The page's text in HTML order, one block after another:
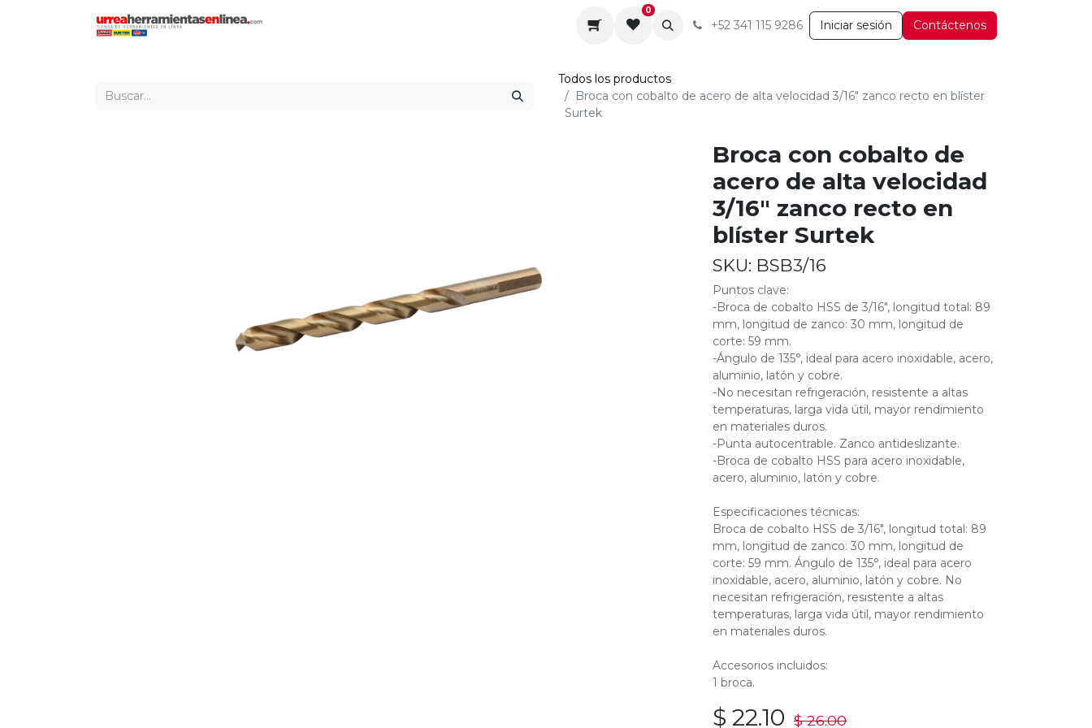
Servicios
0
+52 341 115 9286 Iniciar sesión Contáctenos
Todos los productos
Broca con cobalto de acero de alta velocidad 3/16" zanco recto en blíster
Surtek
Broca con cobalto de
acero de alta velocidad
3/16" zanco recto en
blíster Surtek
SKU: BSB3/16
Puntos clave:
-Broca de cobalto HSS de 3/16", longitud total: 89
mm, longitud de zanco: 30 mm, longitud de
corte: 59 mm.
-Ángulo de 135°, ideal para acero inoxidable, acero,
aluminio, latón y cobre.
-No necesitan refrigeración, resistente a altas
temperaturas, larga vida útil, mayor rendimiento
en materiales duros.
-Punta autocentrable. Zanco antideslizante.
-Broca de cobalto HSS para acero inoxidable,
acero, aluminio, latón y cobre.
Especificaciones técnicas:
Broca de cobalto HSS de 3/16", longitud total: 89
mm, longitud de zanco: 30 mm, longitud de
corte: 59 mm. Ángulo de 135°, ideal para acero
inoxidable, acero, aluminio, latón y cobre. No
necesitan refrigeración, resistente a altas
temperaturas, larga vida útil, mayor rendimiento
en materiales duros.
Accesorios incluidos:
1 broca.
$ 22.10 $26.00